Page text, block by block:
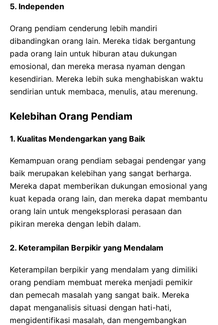
5. Independen
Orang pendiam cenderung lebih mandiri
dibandingkan orang lain. Mereka tidak bergantung
pada orang lain untuk hiburan atau dukungan
emosional, dan mereka merasa nyaman dengan
kesendirian. Mereka lebih suka menghabiskan waktu
sendirian untuk membaca, menulis, atau merenung.
Kelebihan Orang Pendiam
1. Kualitas Mendengarkan yang Baik
Kemampuan orang pendiam sebagai pendengar yang
baik merupakan kelebihan yang sangat berharga.
Mereka dapat memberikan dukungan emosional yang
kuat kepada orang lain, dan mereka dapat membantu
orang lain untuk mengeksplorasi perasaan dan
pikiran mereka dengan lebih dalam.
2. Keterampilan Berpikir yang Mendalam
Keterampilan berpikir yang mendalam yang dimiliki
orang pendiam membuat mereka menjadi pemikir
dan pemecah masalah yang sangat baik. Mereka
dapat menganalisis situasi dengan hati-hati,
mengidentifikasi masalah, dan mengembangkan